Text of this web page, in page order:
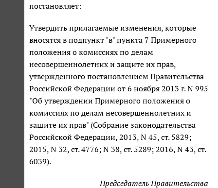
постановляет:
Утвердить прилагаемые изменения, которые
вносятся в подпункт "в" пункта 7 Примерного
положения о комиссиях по делам
несовершеннолетних и защите их прав,
утвержденного постановлением Правительства
Российской Федерации от 6 ноября 2013 г. N 995
"Об утверждении Примерного положения о
комиссиях по делам несовершеннолетних и
защите их прав" (Собрание законодательства
Российской Федерации, 2013, N 45, ст. 5829;
2015, N 32, ст. 4776; N 38, ст. 5289; 2016, N 43, ст.
6039).
Председатель Правительства